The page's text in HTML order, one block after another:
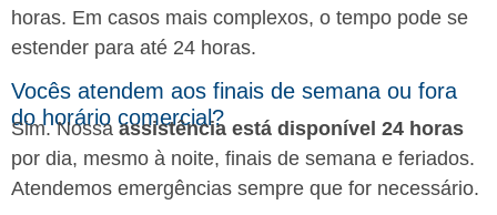
horas. Em casos mais complexos, o tempo pode se
estender para até 24 horas.
Vocês atendem aos finais de semana ou fora
do horário comercial?
Sim. Nossa assistência está disponível 24 horas
por dia, mesmo à noite, finais de semana e feriados.
Atendemos emergências sempre que for necessário.